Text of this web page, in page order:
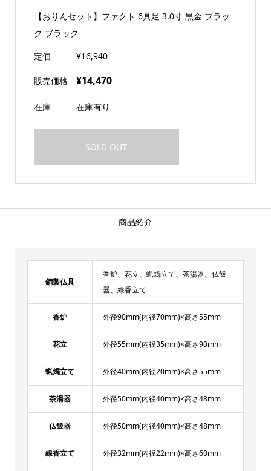
【おりんセット】ファクト 6具足 3.0寸 黒金 ブラッ
ク ブラック
定価
¥16,940
販売価格 ¥14,470
在庫 在庫有り
SOLD OUT
商品紹介
銅製仏具
香炉、花立、蝋燭立て、茶湯器、仏飯
器、線香立て
香炉 外径90mm(内径70mm)×高さ55mm
花立 外径55mm(内径35mm)×高さ90mm
蝋燭立て 外径40mm(内径20mm)×高さ55mm
茶湯器 外径50mm(内径40mm)×高さ48mm
仏飯器 外径50mm(内径40mm)×高さ48mm
線香立て 外径32mm(内径22mm)×高さ60mm